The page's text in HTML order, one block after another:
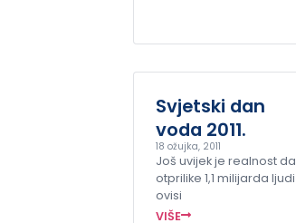
Svjetski dan
voda 2011.
18 ožujka, 2011
Još uvijek je realnost da
otprilike 1,1 milijarda ljudi
ovisi
VIŠE